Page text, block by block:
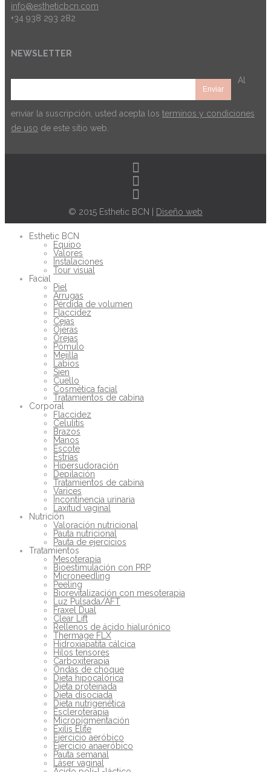
info@estheticbcn.com
+34 938 293 282
NEWSLETTER
Al
enviar la suscripción, usted acepta los terminos y condiciones
de uso de este sitio web.
© 2015 Esthetic BCN | Diseño web
Esthetic BCN
Equipo
Valores
Instalaciones
Tour visual
Facial
Piel
Arrugas
Pérdida de volumen
Flaccidez
Cejas
Ojeras
Orejas
Pómulo
Mejilla
Labios
Sien
Cuello
Cosmética facial
Tratamientos de cabina
Corporal
Flaccidez
Celulitis
Brazos
Manos
Escote
Estrías
Hipersudoración
Depilación
Tratamientos de cabina
Varices
Incontinencia urinaria
Laxitud vaginal
Nutrición
Valoración nutricional
Pauta nutricional
Pauta de ejercicios
Tratamientos
Mesoterapia
Bioestimulación con PRP
Microneedling
Peeling
Biorevitalización con mesoterapia
Luz Pulsada/AFT
Fraxel Dual
Clear Lift
Rellenos de ácido hialurónico
Thermage FLX
Hidroxiapatita cálcica
Hilos tensores
Carboxiterapia
Ondas de choque
Dieta hipocalórica
Dieta proteinada
Dieta disociada
Dieta nutrigenética
Escleroterapia
Micropigmentación
Exilis Elite
Ejercicio aeróbico
Ejercicio anaeróbico
Pauta semanal
Láser vaginal